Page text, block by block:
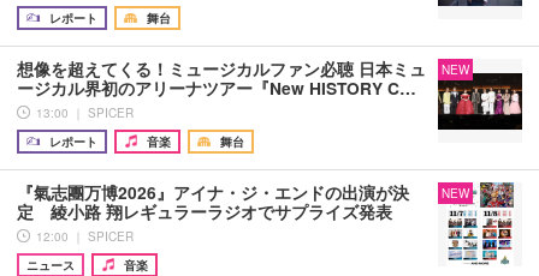
レポート
舞台
想像を超えてくる！ミュージカルファン必聴 日本ミュ
ージカル界初のアリーナツアー『New HISTORY C…
13:00 ｜ SPICER
レポート
音楽 舞台
NEW
『氣志團万博2026』アイナ・ジ・エンドの出演が決
定 綾小路 翔レギュラーラジオでサプライズ発表
12:00 ｜ SPICER
ニュース
音楽
NEW